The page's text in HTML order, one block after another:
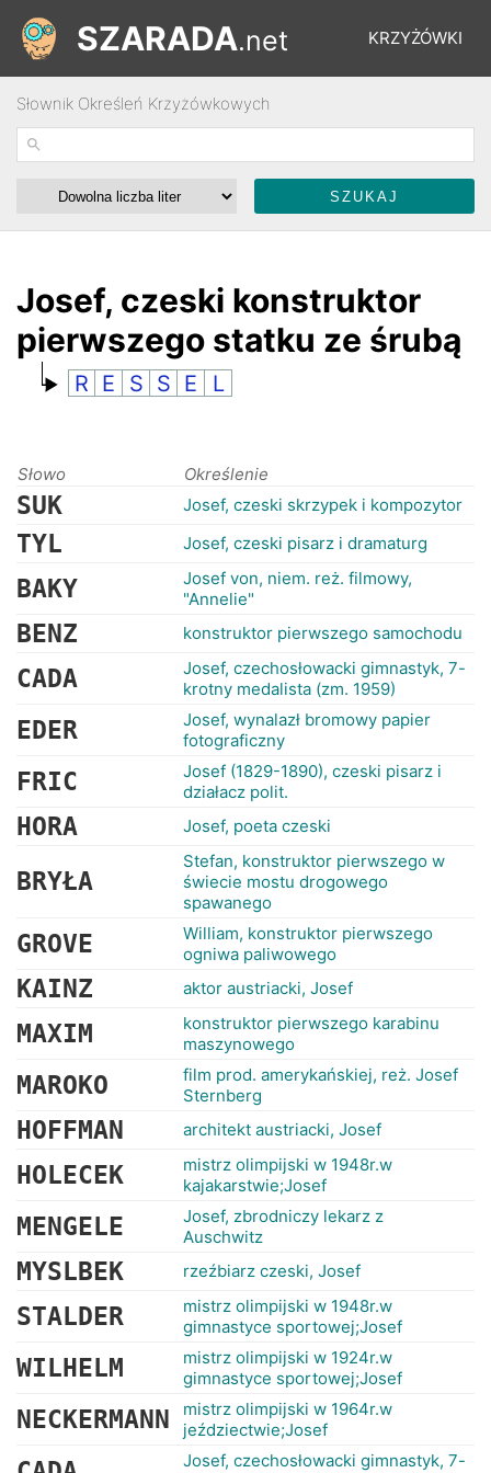
KRZYŻÓWKI
ŁAMIGŁÓWKI
SŁOWNIK
RANKINGI
SZARADA.net
Słownik Określeń Krzyżówkowych
Josef, czeski konstruktor
pierwszego statku ze śrubą
R E S S E L
Słowo Określenie
SUK Josef, czeski skrzypek i kompozytor
TYL Josef, czeski pisarz i dramaturg
BAKY
Josef von, niem. reż. filmowy,
"Annelie"
BENZ konstruktor pierwszego samochodu
CADA
Josef, czechosłowacki gimnastyk, 7-
krotny medalista (zm. 1959)
EDER
Josef, wynalazł bromowy papier
fotograficzny
FRIC
Josef (1829-1890), czeski pisarz i
działacz polit.
HORA Josef, poeta czeski
BRYŁA
Stefan, konstruktor pierwszego w
świecie mostu drogowego
spawanego
GROVE
William, konstruktor pierwszego
ogniwa paliwowego
KAINZ aktor austriacki, Josef
MAXIM
konstruktor pierwszego karabinu
maszynowego
MAROKO
film prod. amerykańskiej, reż. Josef
Sternberg
HOFFMAN architekt austriacki, Josef
HOLECEK
mistrz olimpijski w 1948r.w
kajakarstwie;Josef
MENGELE
Josef, zbrodniczy lekarz z
Auschwitz
MYSLBEK rzeźbiarz czeski, Josef
STALDER
mistrz olimpijski w 1948r.w
gimnastyce sportowej;Josef
WILHELM
mistrz olimpijski w 1924r.w
gimnastyce sportowej;Josef
NECKERMANN
mistrz olimpijski w 1964r.w
jeździectwie;Josef
Josef, czechosłowacki gimnastyk, 7-